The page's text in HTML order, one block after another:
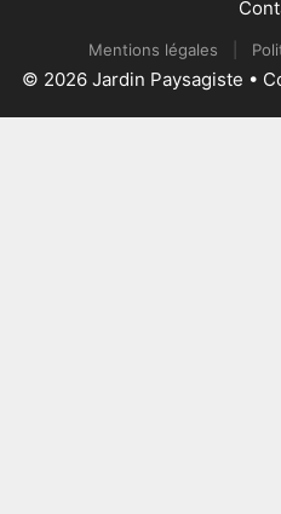
Mentions légales
© 2026 Jardin Paysagiste •